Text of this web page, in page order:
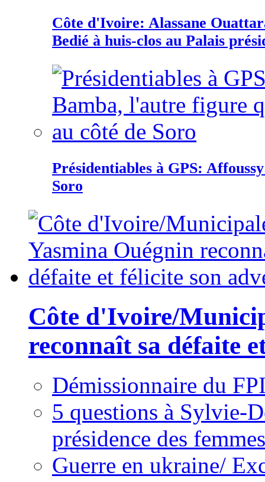
Côte d'Ivoire: Alassane
Bedié à huis-clos au Palais
Présidentiables à GPS:
Soro
Côte d'Ivoire/
reconnaît sa défaite
Démissionnaire du
5 questions à Sylvie-
présidence des
Guerre en ukraine/